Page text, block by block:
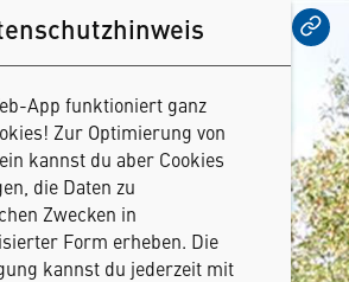
App funktioniert ganz
Zur Optimierung von
kannst du aber Cookies
die Daten zu
Zwecken in
Form erheben. Die
kannst du jederzeit mit